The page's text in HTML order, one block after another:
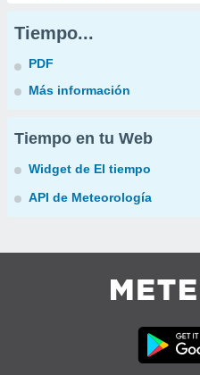
Tiempo...
PDF
Más información
Tiempo en tu Web
Widget de El tiempo
API de Meteorología